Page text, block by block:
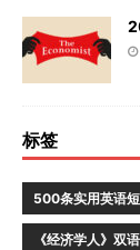
标签
500条实用英语
《经济学人》双